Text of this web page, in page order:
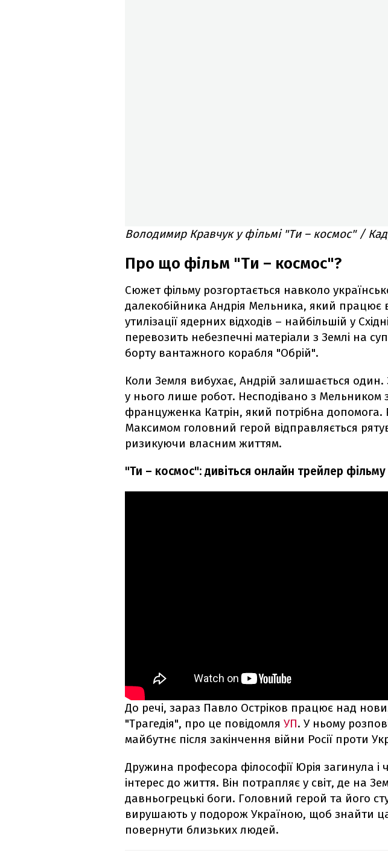
Володимир Кравчук у фільмі "Ти – космос" /
Про що фільм "Ти – космос"?
Сюжет фільму розгортається навколо
далекобійника Андрія Мельника, який працює
утилізації ядерних відходів – найбільшій у
перевозить небезпечні матеріали з Землі на
борту вантажного корабля "Обрій".
Коли Земля вибухає, Андрій залишається один.
у нього лише робот. Несподівано з Мельником
француженка Катрін, який потрібна допомога.
Максимом головний герой відправляється
ризикуючи власним життям.
"Ти – космос": дивіться онлайн трейлер фільму
До речі, зараз Павло Остріков працює над
"Трагедія", про це повідомля УП. У ньому
майбутнє після закінчення війни Росії проти
Дружина професора філософії Юрія загинула і
інтерес до життя. Він потрапляє у світ, де на
давньогрецькі боги. Головний герой та його
вирушають у подорож Україною, щоб знайти
повернути близьких людей.